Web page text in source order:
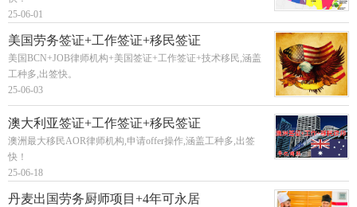
25-06-01
美国劳务签证+工作签证+移民签证
美国BCN+JOB律师机构+美国签证+工作签证+技术移民,涵盖
工种多,出签快。
25-06-03
澳大利亚签证+工作签证+移民签证
澳洲最大移民AOR律师机构,申请offer操作,涵盖工种多,出签
快！
25-06-18
丹麦出国劳务厨师项目+4年可永居